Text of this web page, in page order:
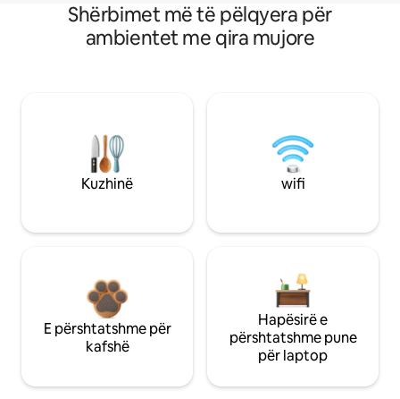
Shërbimet më të pëlqyera për
ambientet me qira mujore
Kuzhinë wifi
E përshtatshme për
kafshë
Hapësirë e
përshtatshme pune
për laptop